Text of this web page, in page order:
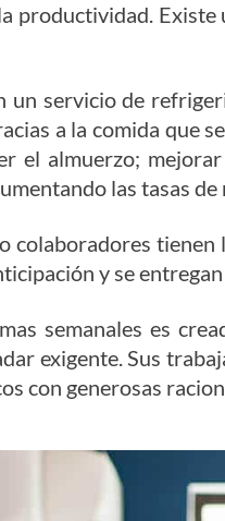
productividad.
un servicio de
a la comida que
el almuerzo;
las tasas
colaboradores
y se
semanales es
exigente. Sus
con generosas